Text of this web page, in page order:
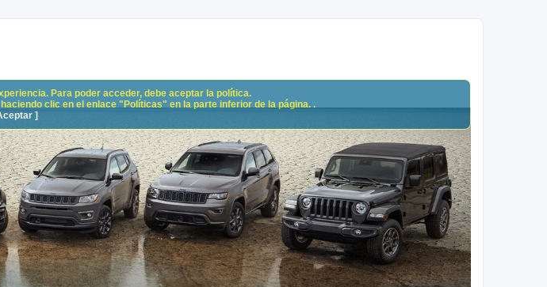
Para poder acceder, debe aceptar la política.
clic en el enlace "Políticas" en la parte inferior de la página. .
]